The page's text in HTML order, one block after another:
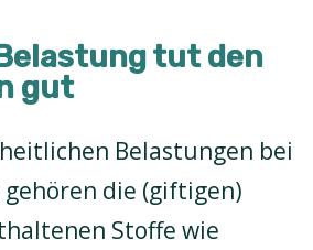
tut den
gut
Belastungen bei
die (giftigen)
Stoffe wie